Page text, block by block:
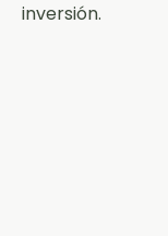
inversión.